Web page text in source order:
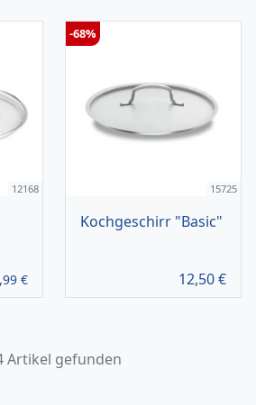
12168
€
15725
Kochgeschirr "Basic"
12,50€
-68%
Artikel gefunden